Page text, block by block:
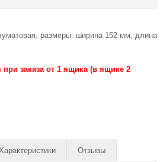
размеры: ширина 152 мм, длина
при заказа от 1 ящика (в ящике 2
Отзывы